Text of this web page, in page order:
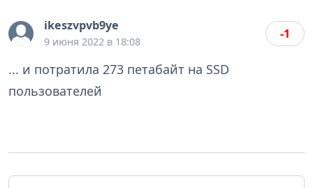
ikeszvpvb9ye
9 июня 2022 в 18:08
-1
... и потратила 273 петабайт на SSD
пользователей